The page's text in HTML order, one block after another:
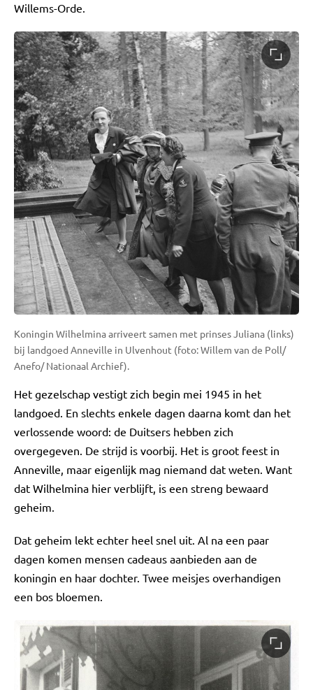
Willems-Orde.
Koningin Wilhelmina arriveert samen met prinses Juliana (links)
bij landgoed Anneville in Ulvenhout (foto: Willem van de Poll/
Anefo/ Nationaal Archief).
Het gezelschap vestigt zich begin mei 1945 in het
landgoed. En slechts enkele dagen daarna komt dan het
verlossende woord: de Duitsers hebben zich
overgegeven. De strijd is voorbij. Het is groot feest in
Anneville, maar eigenlijk mag niemand dat weten. Want
dat Wilhelmina hier verblijft, is een streng bewaard
geheim.
Dat geheim lekt echter heel snel uit. Al na een paar
dagen komen mensen cadeaus aanbieden aan de
koningin en haar dochter. Twee meisjes overhandigen
een bos bloemen.